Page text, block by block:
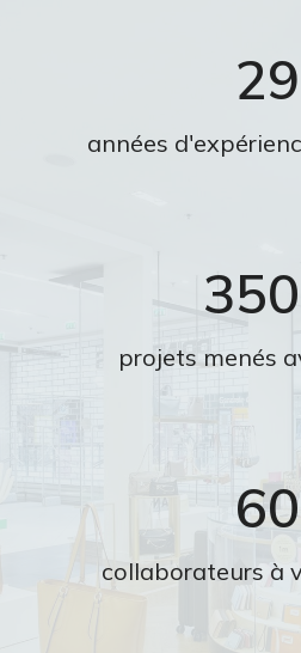
29
années
projets menés
60
collaborateurs à